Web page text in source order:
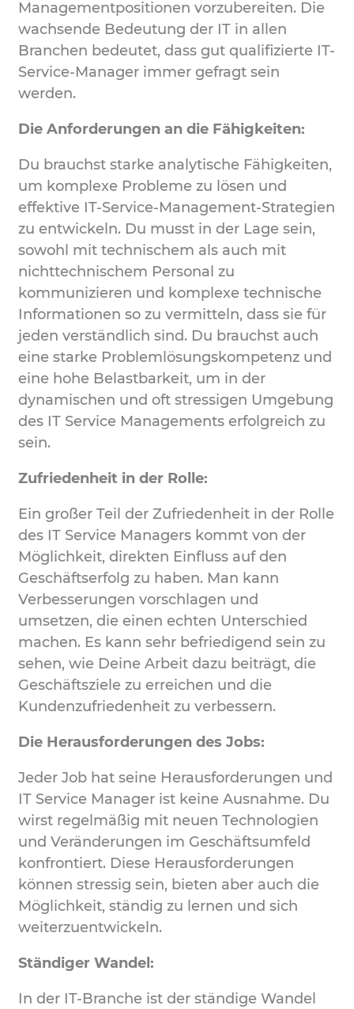
Managementpositionen vorzubereiten. Die
wachsende Bedeutung der IT in allen
Branchen bedeutet, dass gut qualifizierte IT-
Service-Manager immer gefragt sein
werden.
Die Anforderungen an die Fähigkeiten:
Du brauchst starke analytische Fähigkeiten,
um komplexe Probleme zu lösen und
effektive IT-Service-Management-Strategien
zu entwickeln. Du musst in der Lage sein,
sowohl mit technischem als auch mit
nichttechnischem Personal zu
kommunizieren und komplexe technische
Informationen so zu vermitteln, dass sie für
jeden verständlich sind. Du brauchst auch
eine starke Problemlösungskompetenz und
eine hohe Belastbarkeit, um in der
dynamischen und oft stressigen Umgebung
des IT Service Managements erfolgreich zu
sein.
Zufriedenheit in der Rolle:
Ein großer Teil der Zufriedenheit in der Rolle
des IT Service Managers kommt von der
Möglichkeit, direkten Einfluss auf den
Geschäftserfolg zu haben. Man kann
Verbesserungen vorschlagen und
umsetzen, die einen echten Unterschied
machen. Es kann sehr befriedigend sein zu
sehen, wie Deine Arbeit dazu beiträgt, die
Geschäftsziele zu erreichen und die
Kundenzufriedenheit zu verbessern.
Die Herausforderungen des Jobs:
Jeder Job hat seine Herausforderungen und
IT Service Manager ist keine Ausnahme. Du
wirst regelmäßig mit neuen Technologien
und Veränderungen im Geschäftsumfeld
konfrontiert. Diese Herausforderungen
können stressig sein, bieten aber auch die
Möglichkeit, ständig zu lernen und sich
weiterzuentwickeln.
Ständiger Wandel:
In der IT-Branche ist der ständige Wandel